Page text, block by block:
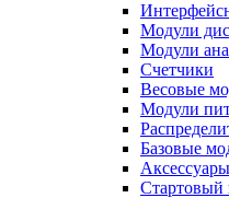
Модули
Модули
Счетчики
Весовые
Модули
Базовые
Аксесcуары
Стартовый